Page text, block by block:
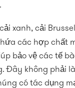
xanh, cải
các hợp chất
bảo vệ các tế
Đây không phải
có tác dụng